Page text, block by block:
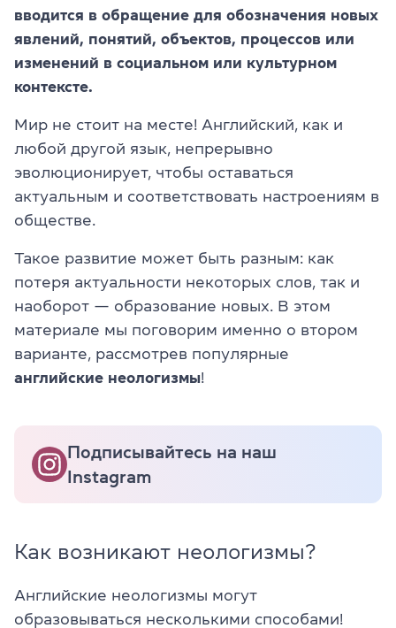
вводится в обращение для обозначения новых
явлений, понятий, объектов, процессов или
изменений в социальном или культурном
контексте.
Мир не стоит на месте! Английский, как и
любой другой язык, непрерывно
эволюционирует, чтобы оставаться
актуальным и соответствовать настроениям в
обществе.
Такое развитие может быть разным: как
потеря актуальности некоторых слов, так и
наоборот — образование новых. В этом
материале мы поговорим именно о втором
варианте, рассмотрев популярные
английские неологизмы!
Подписывайтесь на наш
Instagram
Как возникают неологизмы?
Английские неологизмы могут
образовываться несколькими способами!